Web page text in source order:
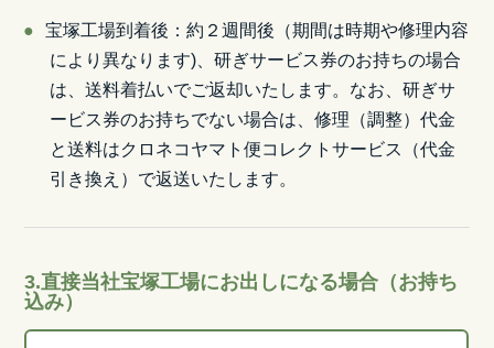
宝塚工場到着後：約２週間後（期間は時期や修理内容
により異なります)、研ぎサービス券のお持ちの場合
は、送料着払いでご返却いたします。なお、研ぎサ
ービス券のお持ちでない場合は、修理（調整）代金
と送料はクロネコヤマト便コレクトサービス（代金
引き換え）で返送いたします。
3.直接当社宝塚工場にお出しになる場合（お持ち
込み）